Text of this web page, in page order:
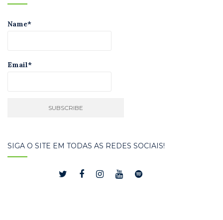
Name*
Email*
SIGA O SITE EM TODAS AS REDES SOCIAIS!